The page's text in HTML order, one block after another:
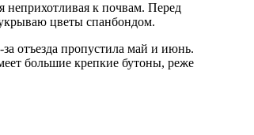
к почвам. Перед
цветы спанбондом.
отъезда пропустила май и июнь.
большие крепкие бутоны, реже